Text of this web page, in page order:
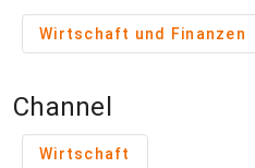
Wirtschaft und Finanzen
Channel
Wirtschaft